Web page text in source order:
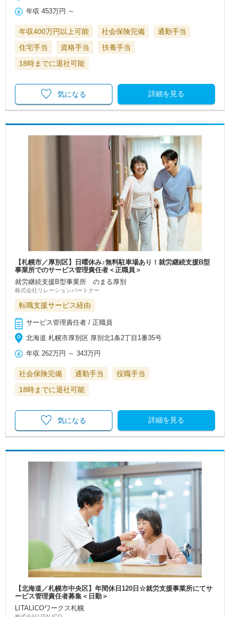
年収 453万円 ～
年収400万円以上可能 社会保険完備
通勤手当
住宅手当
資格手当
扶養手当
18時までに退社可能
詳細を見る
気になる
【札幌市／厚別区】日曜休み♪無料駐車場あり！就労継続支援B型
事業所でのサービス管理責任者＜正職員＞
就労継続支援B型事業所 のまる厚別
株式会社リレーションパートナー
転職支援サービス経由
サービス管理責任者 / 正職員
北海道 札幌市厚別区 厚別北1条2丁目1番35号
年収 262万円 ～343万円
社会保険完備 通勤手当
役職手当
18時までに退社可能
詳細を見る
気になる
【北海道／札幌市中央区】年間休日120日☆就労支援事業所にてサ
ービス管理責任者募集＜日勤＞
LITALICOワークス札幌